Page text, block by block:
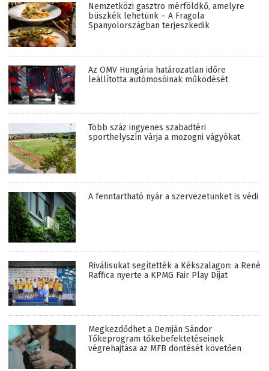
Nemzetközi gasztro mérföldkő, amelyre
büszkék lehetünk – A Fragola
Spanyolországban terjeszkedik
Az OMV Hungária határozatlan időre
leállította autómosóinak működését
Több száz ingyenes szabadtéri
sporthelyszín várja a mozogni vágyókat
A fenntartható nyár a szervezetünket is védi
Riválisukat segítették a Kékszalagon: a René
Raffica nyerte a KPMG Fair Play Díjat
Megkezdődhet a Demján Sándor
Tőkeprogram tőkebefektetéseinek
végrehajtása az MFB döntését követően